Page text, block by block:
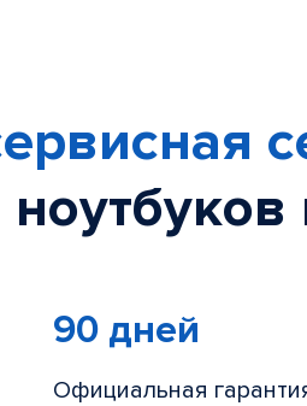
90 дней
Официальная